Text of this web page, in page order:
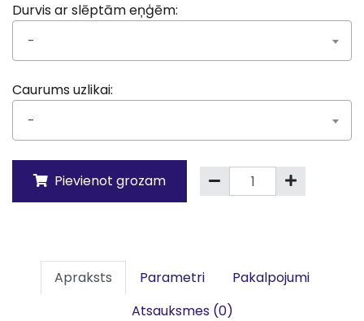
Durvis ar slēptām eņģēm:
-
Caurums uzlikai:
-
Pievienot grozam
Apraksts Parametri
Pakalpojumi
Atsauksmes (0)